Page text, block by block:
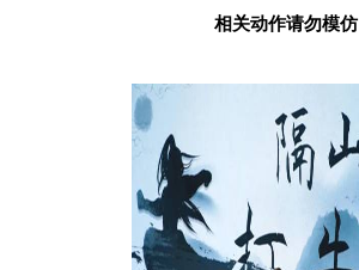
相关动作请勿模仿